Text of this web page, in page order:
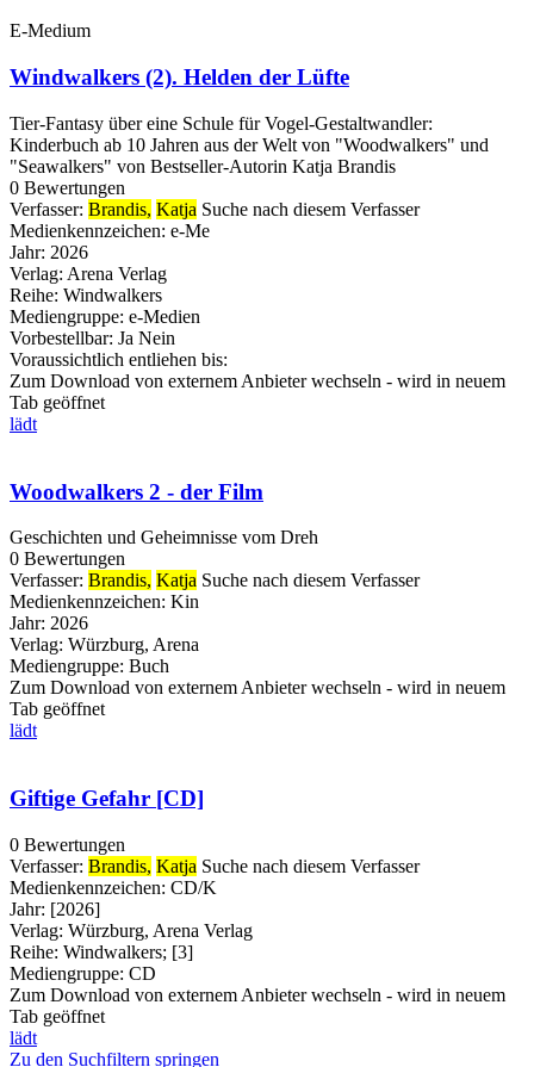
E-Medium
Windwalkers (2). Helden der Lüfte
Tier-Fantasy über eine Schule für Vogel-Gestaltwandler:
Kinderbuch ab 10 Jahren aus der Welt von "Woodwalkers" und
"Seawalkers" von Bestseller-Autorin Katja Brandis
0 Bewertungen
Verfasser: Brandis, Katja Suche nach diesem Verfasser
Medienkennzeichen: e-Me
Jahr: 2026
Verlag: Arena Verlag
Reihe: Windwalkers
Mediengruppe: e-Medien
Vorbestellbar: Ja Nein
Voraussichtlich entliehen bis:
Zum Download von externem Anbieter wechseln - wird in neuem
Tab geöffnet
lädt
Woodwalkers 2 - der Film
Geschichten und Geheimnisse vom Dreh
0 Bewertungen
Verfasser: Brandis, Katja Suche nach diesem Verfasser
Medienkennzeichen: Kin
Jahr: 2026
Verlag: Würzburg, Arena
Mediengruppe: Buch
Zum Download von externem Anbieter wechseln - wird in neuem
Tab geöffnet
lädt
Giftige Gefahr [CD]
0 Bewertungen
Verfasser: Brandis, Katja Suche nach diesem Verfasser
Medienkennzeichen: CD/K
Jahr: [2026]
Verlag: Würzburg, Arena Verlag
Reihe: Windwalkers; [3]
Mediengruppe: CD
Zum Download von externem Anbieter wechseln - wird in neuem
Tab geöffnet
lädt
Zu den Suchfiltern springen